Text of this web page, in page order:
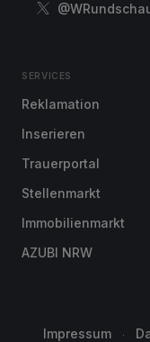
SERVICES
Reklamation
Inserieren
Trauerportal
Stellenmarkt
Immobilienmarkt
AZUBI NRW
Impressum